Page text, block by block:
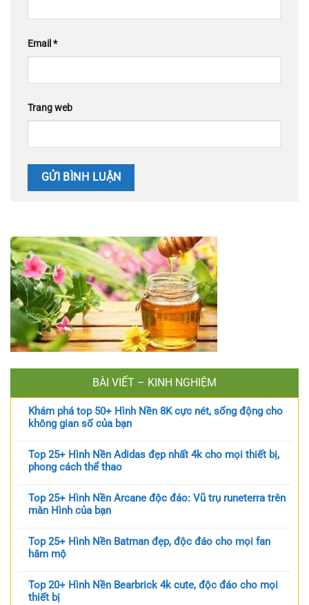
Email *
Trang web
BÀI VIẾT – KINH NGHIỆM
Khám phá top 50+ Hình Nền 8K cực nét, sống động cho
không gian số của bạn
Top 25+ Hình Nền Adidas đẹp nhất 4k cho mọi thiết bị,
phong cách thể thao
Top 25+ Hình Nền Arcane độc đáo: Vũ trụ runeterra trên
màn Hình của bạn
Top 25+ Hình Nền Batman đẹp, độc đáo cho mọi fan
hâm mộ
Top 20+ Hình Nền Bearbrick 4k cute, độc đáo cho mọi
thiết bị